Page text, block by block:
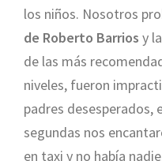
los niños. Nosotros
de Roberto Barrios y
de las más
niveles, fueron
padres desesperados,
segundas nos
en taxi y no había